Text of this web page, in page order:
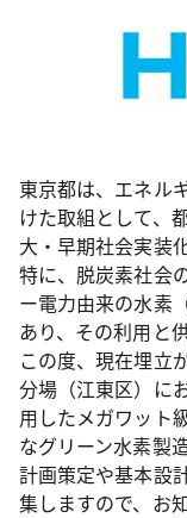
東京都は、エネル
けた取組として、
大・早期社会実装
特に、脱炭素社会
ー電力由来の水素
あり、その利用と
この度、現在埋立
分場（江東区）に
用したメガワット
なグリーン水素製
計画策定や基本設
集しますので、お